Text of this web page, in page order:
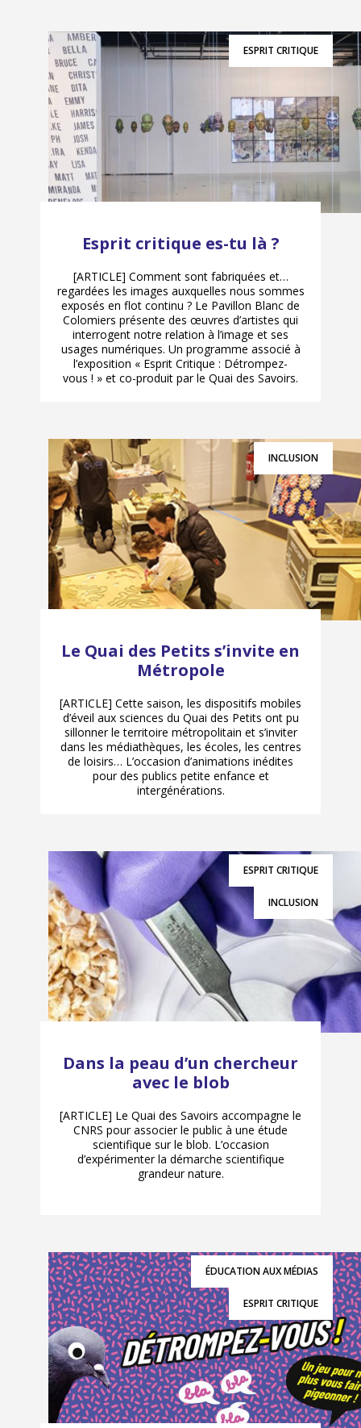
ESPRIT CRITIQUE
Esprit critique es-tu là ?
[ARTICLE] Comment sont fabriquées et…
regardées les images auxquelles nous sommes
exposés en flot continu ? Le Pavillon Blanc de
Colomiers présente des œuvres d’artistes qui
interrogent notre relation à l’image et ses
usages numériques. Un programme associé à
l’exposition « Esprit Critique : Détrompez-
vous ! » et co-produit par le Quai des Savoirs.
INCLUSION
Le Quai des Petits s’invite en
Métropole
[ARTICLE] Cette saison, les dispositifs mobiles
d’éveil aux sciences du Quai des Petits ont pu
sillonner le territoire métropolitain et s’inviter
dans les médiathèques, les écoles, les centres
de loisirs… L’occasion d’animations inédites
pour des publics petite enfance et
intergénérations.
ESPRIT CRITIQUE
INCLUSION
Dans la peau d’un chercheur
avec le blob
[ARTICLE] Le Quai des Savoirs accompagne le
CNRS pour associer le public à une étude
scientifique sur le blob. L’occasion
d’expérimenter la démarche scientifique
grandeur nature.
ÉDUCATION AUX MÉDIAS
ESPRIT CRITIQUE